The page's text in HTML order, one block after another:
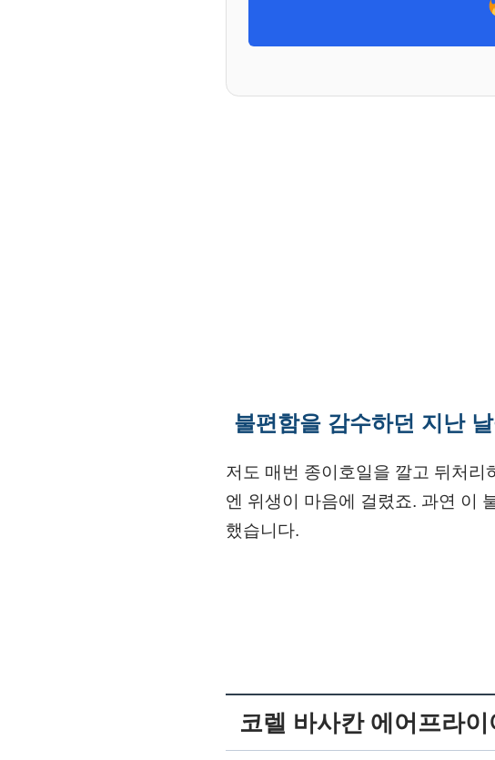
불편함을 감수하던 지난
저도 매번 종이호일을 깔고 뒤처리
엔 위생이 마음에 걸렸죠. 과연 이
했습니다.
코렐 바사칸 에어프라